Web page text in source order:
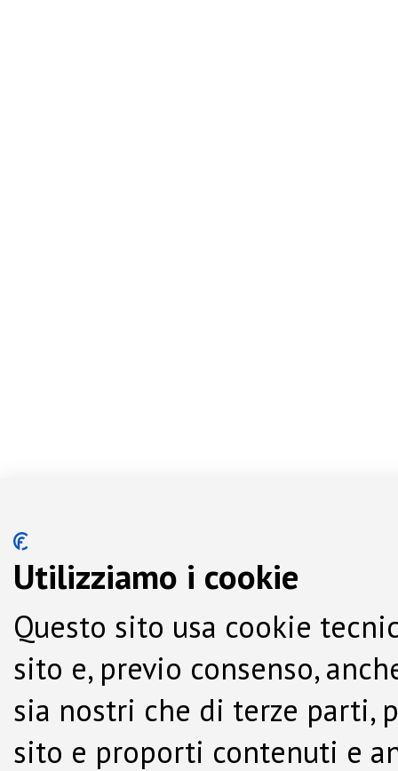
Utilizziamo i cookie
Questo sito usa cookie
sito e, previo consenso,
sia nostri che di terze parti,
sito e proporti contenuti e